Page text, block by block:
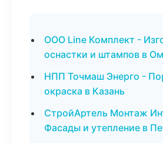
ООО Line Комплект -
оснастки и штампов в
НПП Точмаш Энерго -
окраска в Казань
СтройАртель Монтаж
Фасады и утепление в